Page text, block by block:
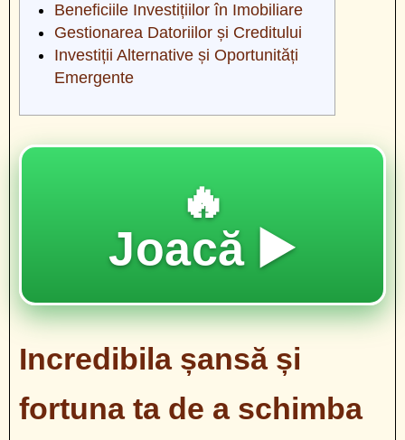
Beneficiile Investițiilor în Imobiliare
Gestionarea Datoriilor și Creditului
Investiții Alternative și Oportunități
Emergente
🔥
Joacă ▶️
Incredibila șansă și
fortuna ta de a schimba